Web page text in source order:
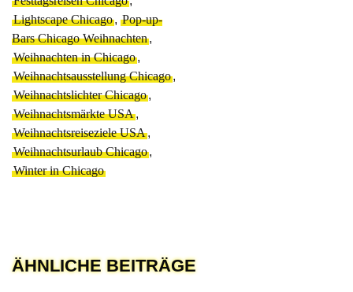
Lightscape Chicago, Pop-up-
Bars Chicago Weihnachten,
Weihnachten in Chicago,
Weihnachtsausstellung Chicago,
Weihnachtslichter Chicago,
Weihnachtsmärkte USA,
Weihnachtsreiseziele USA,
Weihnachtsurlaub Chicago,
Winter in Chicago
ÄHNLICHE BEITRÄGE